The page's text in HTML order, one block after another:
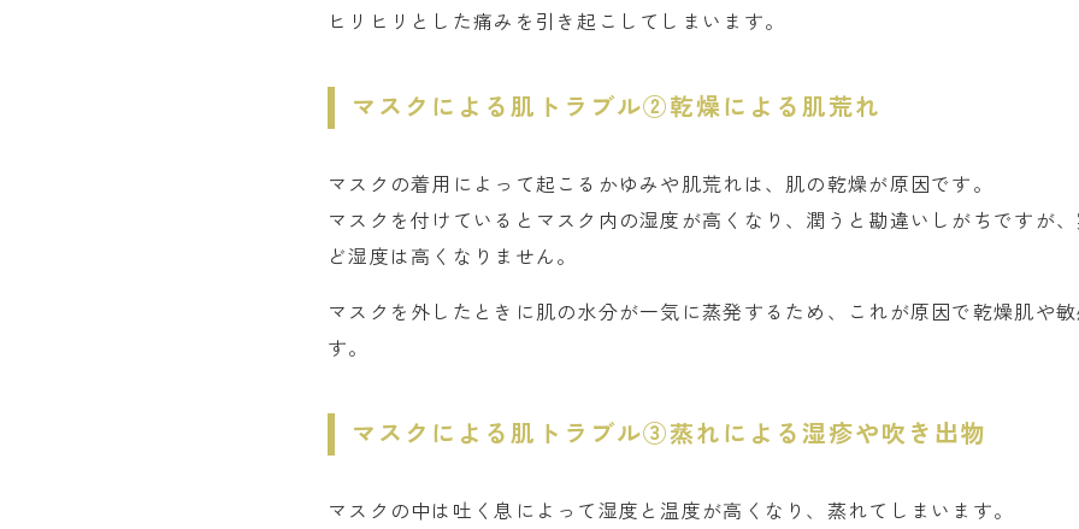
ヒリヒリとした痛みを引き起こしてしまいます。
マスクによる肌トラブル②乾燥による肌荒れ
マスクの着用によって起こるかゆみや肌荒れは、肌の乾燥が原因です。
マスクを付けているとマスク内の湿度が高くなり、潤うと勘違いしがちですが
ど湿度は高くなりません。
マスクを外したときに肌の水分が一気に蒸発するため、これが原因で乾燥肌や
す。
マスクによる肌トラブル③蒸れによる湿疹や吹き出物
マスクの中は吐く息によって湿度と温度が高くなり、蒸れてしまいます。